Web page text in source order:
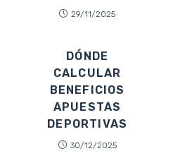
29/11/2025
DÓNDE
CALCULAR
BENEFICIOS
APUESTAS
DEPORTIVAS
30/12/2025